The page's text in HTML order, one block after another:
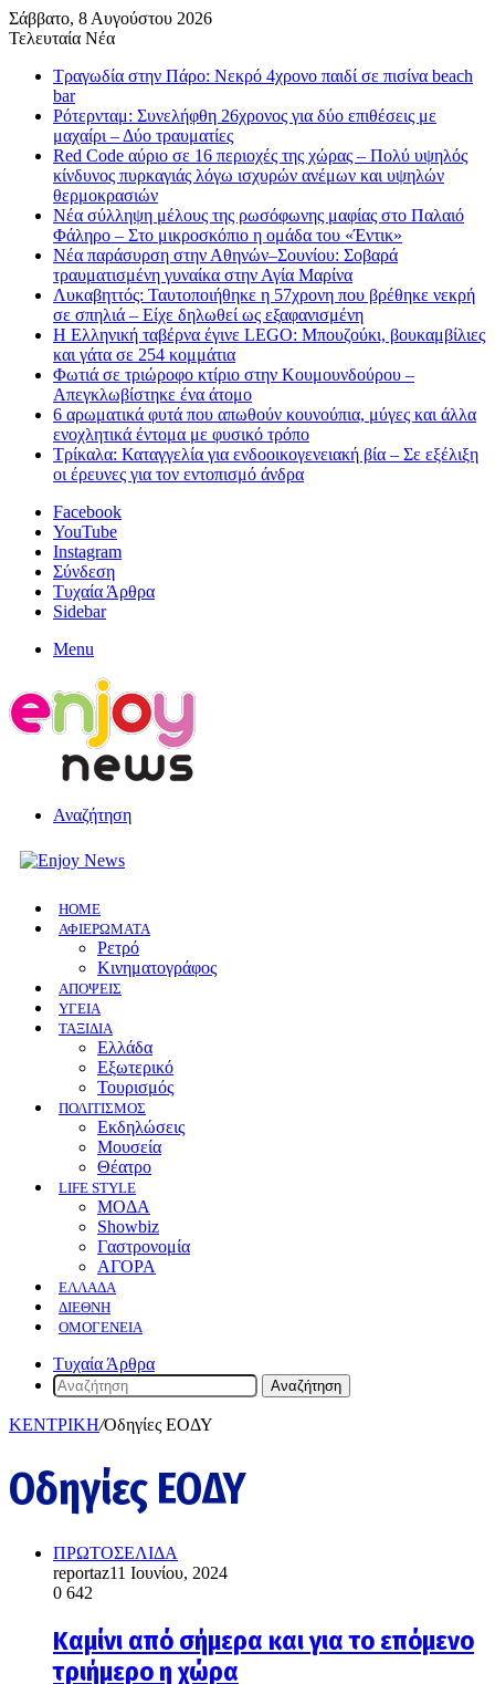
Σάββατο, 8 Αυγούστου 2026
Τελευταία Νέα
Τραγωδία στην Πάρο: Νεκρό 4χρονο παιδί σε πισίνα beach
bar
Ρότερνταμ: Συνελήφθη 26χρονος για δύο επιθέσεις με
μαχαίρι – Δύο τραυματίες
Red Code αύριο σε 16 περιοχές της χώρας – Πολύ υψηλός
κίνδυνος πυρκαγιάς λόγω ισχυρών ανέμων και υψηλών
θερμοκρασιών
Νέα σύλληψη μέλους της ρωσόφωνης μαφίας στο Παλαιό
Φάληρο – Στο μικροσκόπιο η ομάδα του «Έντικ»
Νέα παράσυρση στην Αθηνών–Σουνίου: Σοβαρά
τραυματισμένη γυναίκα στην Αγία Μαρίνα
Λυκαβηττός: Ταυτοποιήθηκε η 57χρονη που βρέθηκε νεκρή
σε σπηλιά – Είχε δηλωθεί ως εξαφανισμένη
H Ελληνική ταβέρνα έγινε LEGO: Μπουζούκι, βουκαμβίλιες
και γάτα σε 254 κομμάτια
Φωτιά σε τριώροφο κτίριο στην Κουμουνδούρου –
Απεγκλωβίστηκε ένα άτομο
6 αρωματικά φυτά που απωθούν κουνούπια, μύγες και άλλα
ενοχλητικά έντομα με φυσικό τρόπο
Τρίκαλα: Καταγγελία για ενδοοικογενειακή βία – Σε εξέλιξη
οι έρευνες για τον εντοπισμό άνδρα
Facebook
YouTube
Instagram
Σύνδεση
Τυχαία Άρθρα
Sidebar
Menu
Αναζήτηση
HOME
ΑΦΙΕΡΩΜΑΤΑ
Ρετρό
Κινηματογράφος
ΑΠΟΨΕΙΣ
ΥΓΕΙΑ
ΤΑΞΙΔΙΑ
Ελλάδα
Εξωτερικό
Τουρισμός
ΠΟΛΙΤΙΣΜΟΣ
Eκδηλώσεις
Mουσεία
Θέατρο
LIFE STYLE
ΜΟΔΑ
Showbiz
Γαστρονομία
ΑΓΟΡΑ
ΕΛΛΆΔΑ
ΔΙΕΘΝΉ
ΟΜΟΓΈΝΕΙΑ
Τυχαία Άρθρα
Αναζήτηση
ΚΕΝΤΡΙΚΗ/Οδηγίες ΕΟΔΥ
Οδηγίες ΕΟΔΥ
ΠΡΩΤΟΣΕΛΙΔΑ
reportaz11 Ιουνίου, 2024
0 642
Καμίνι από σήμερα και για το επόμενο
τριήμερο η χώρα